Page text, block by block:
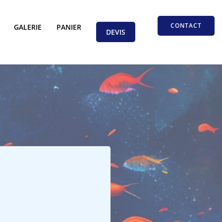
GALERIE PANIER
DEVIS
CONTACT